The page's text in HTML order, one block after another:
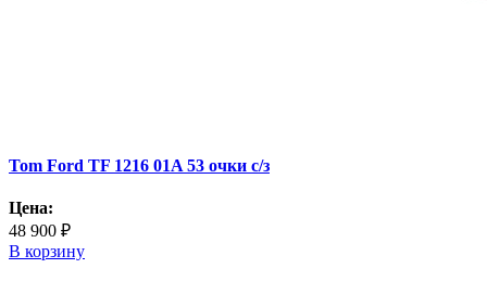
Tom Ford TF 1216 01A 53 очки с/з
Цена:
48 900 ₽
В корзину